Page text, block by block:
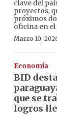
clave del
proyectos,
próximos
oficina en el
Marzo 10,
Economía
BID
que se
logros